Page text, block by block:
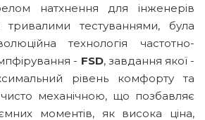
натхнення для інженерів
тестуваннями, була
технологія частотно-
- FSD, завдання якої -
рівень комфорту та
чисто механічною, що позбавляє
моментів, як висока ціна,